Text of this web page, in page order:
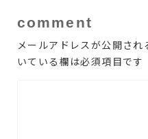
comment
メールアドレスが公開され
いている欄は必須項目です